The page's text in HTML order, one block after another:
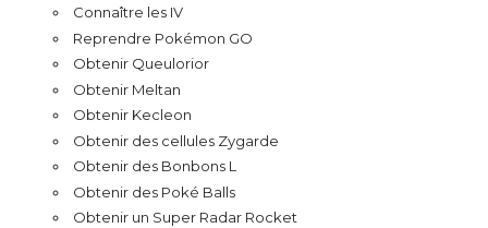
Connaître les IV
Reprendre Pokémon GO
Obtenir Queulorior
Obtenir Meltan
Obtenir Kecleon
Obtenir des cellules Zygarde
Obtenir des Bonbons L
Obtenir des Poké Balls
Obtenir un Super Radar Rocket